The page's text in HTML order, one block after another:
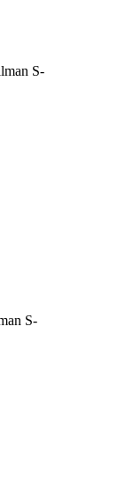
S-
S-